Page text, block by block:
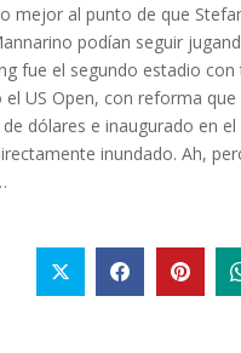
mejor al punto de que
podían seguir
fue el segundo estadio
el US Open, con reforma
dólares e inaugurado en el
inundado. Ah,